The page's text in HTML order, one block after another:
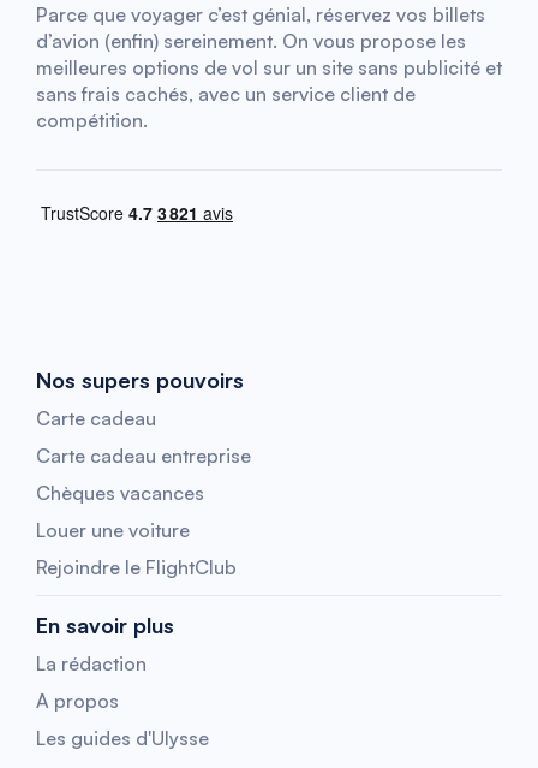
Parce que voyager c’est génial, réservez vos billets
d’avion (enfin) sereinement. On vous propose les
meilleures options de vol sur un site sans publicité et
sans frais cachés, avec un service client de
compétition.
Nos supers pouvoirs
Carte cadeau
Carte cadeau entreprise
Chèques vacances
Louer une voiture
Rejoindre le FlightClub
En savoir plus
La rédaction
A propos
Les guides d'Ulysse